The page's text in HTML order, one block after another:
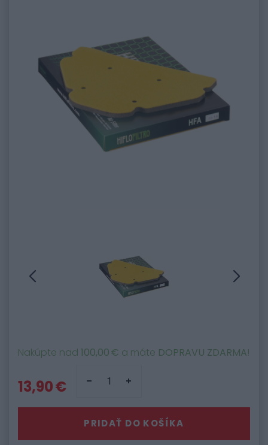
Nakúpte nad 100,00 € a máte DOPRAVU ZDARMA!
13,90 €
PRIDAŤ DO KOŠÍKA